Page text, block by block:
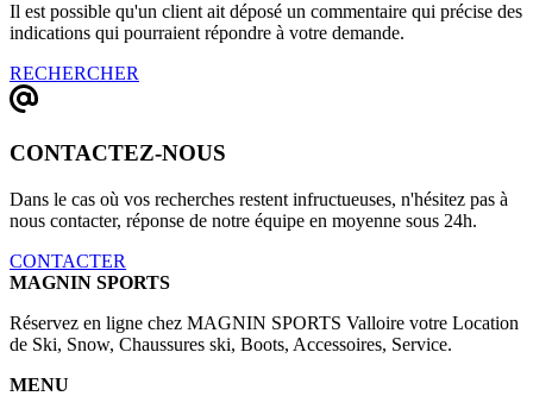
Il est possible qu'un client ait déposé un commentaire qui précise des
indications qui pourraient répondre à votre demande.
RECHERCHER
CONTACTEZ-NOUS
Dans le cas où vos recherches restent infructueuses, n'hésitez pas à
nous contacter, réponse de notre équipe en moyenne sous 24h.
CONTACTER
MAGNIN SPORTS
Réservez en ligne chez MAGNIN SPORTS Valloire votre Location
de Ski, Snow, Chaussures ski, Boots, Accessoires, Service.
MENU